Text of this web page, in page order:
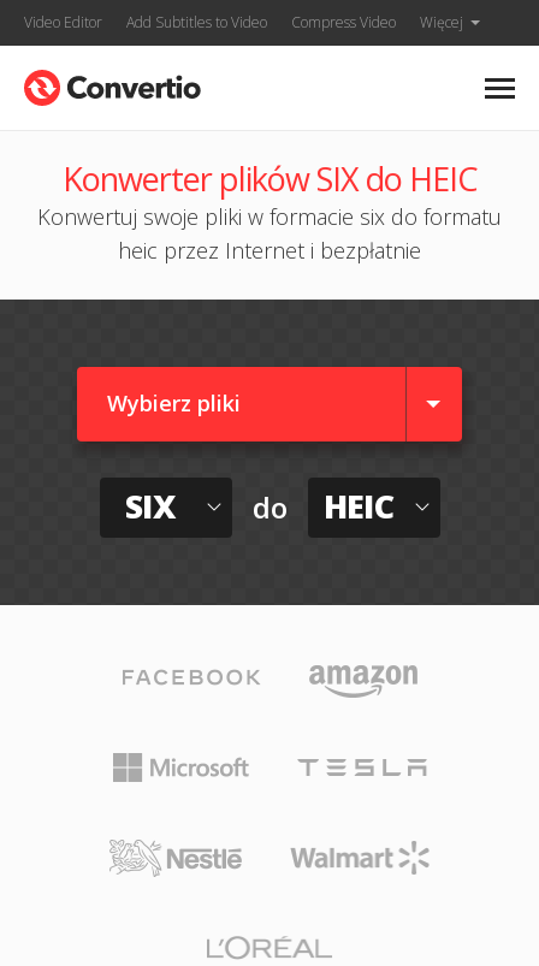
Video Editor Add Subtitles to Video Compress Video Więcej
Konwerter plików SIX do HEIC
Konwertuj swoje pliki w formacie six do formatu
heic przez Internet i bezpłatnie
Wybierz pliki
SIX do HEIC